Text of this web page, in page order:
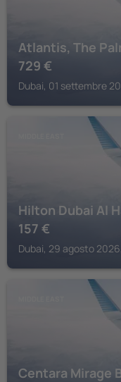
Atlantis, The
729 €
Dubai, 01 settembre
Hilton Dubai Al
157 €
Dubai, 29 agosto
Centara Mirage